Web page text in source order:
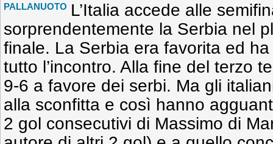
PALLANUOTO L’Italia accede alle
sorprendentemente la Serbia nel
finale. La Serbia era favorita ed
tutto l’incontro. Alla fine del terzo
9-6 a favore dei serbi. Ma gli
alla sconfitta e così hanno
2 gol consecutivi di Massimo di